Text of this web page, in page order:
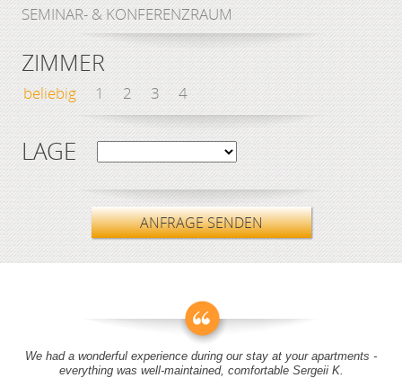
SEMINAR- & KONFERENZRAUM
ZIMMER
beliebig 1 2 3 4
LAGE
ANFRAGE SENDEN
We had a wonderful experience during our stay at your apartments -
everything was well-maintained, comfortable Sergeii K.